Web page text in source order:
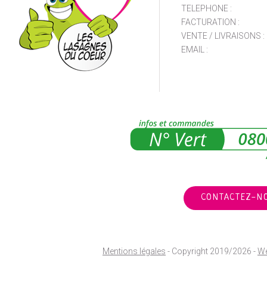
TELEPHONE :
FACTURATION :
VENTE / LIVRAISONS :
EMAIL :
CONTACTEZ-
Mentions légales - Copyright 2019/2026 -